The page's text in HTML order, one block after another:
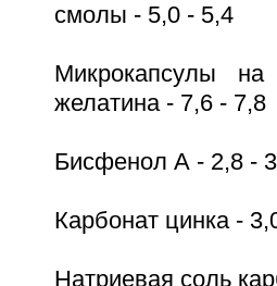
смолы - 5,0 - 5,4
Микрокапсулы на
желатина - 7,6 - 7,8
Бисфенол А - 2,8 -
Карбонат цинка -
Натриевая соль